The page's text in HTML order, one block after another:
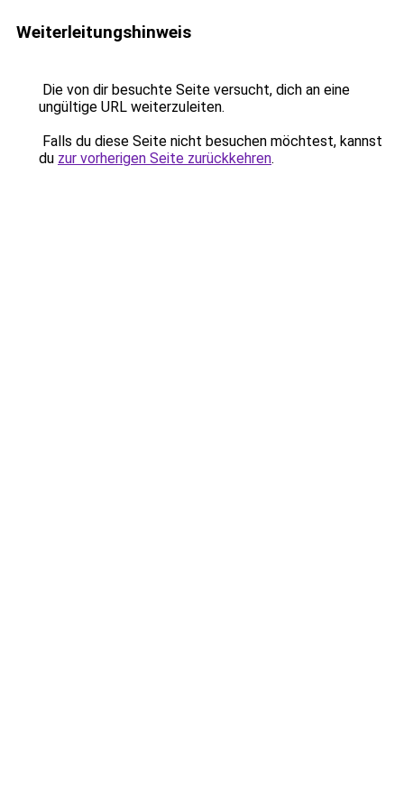
Weiterleitungshinweis
Die von dir besuchte Seite versucht, dich an eine
ungültige URL weiterzuleiten.
Falls du diese Seite nicht besuchen möchtest, kannst
du zur vorherigen Seite zurückkehren.